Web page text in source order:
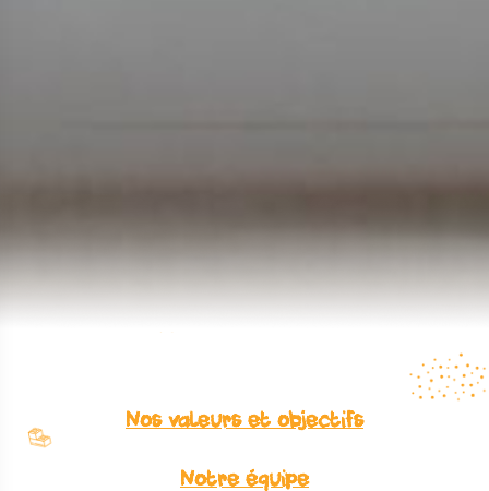
Nos valeurs et objectifs
Notre équipe